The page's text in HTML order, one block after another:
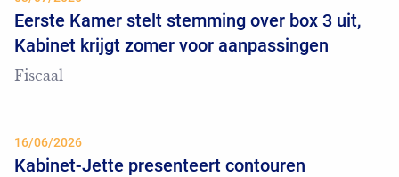
Eerste Kamer stelt stemming over box 3 uit,
Kabinet krijgt zomer voor aanpassingen
Fiscaal
16/06/2026
Kabinet-Jette presenteert contouren